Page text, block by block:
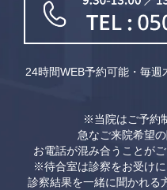
24時間WEB予約可能・毎
※当院はご予約
急なご来院希望
お電話が混み合うことが
※待合室は診察をお受けに
診察結果を一緒に聞かれる